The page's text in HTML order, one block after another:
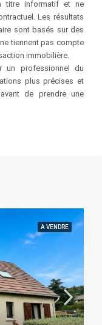
titre informatif et ne
Les résultats
sont basés sur des
tiennent pas compte
immobilière.
un professionnel du
plus précises et
de prendre une
A VENDRE